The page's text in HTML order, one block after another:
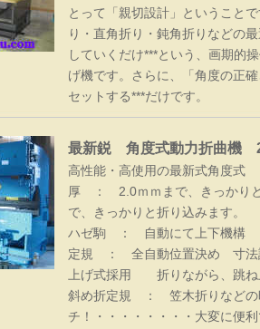
とって「親切設計」ということ
り・直角折り・鈍角折りなどの
していくだけ***という、画期的
げ機です。さらに、「角度の正
セットする***だけです。
最新鋭 角度式動力折曲機
高性能・高使用の最新式角度式
厚 ： 2.0ｍｍまで、きっかり
で、きっかりと折り込みます。
ハゼ駒 ： 自動にて上下機構
定規 ： 全自動位置決め 寸
上げ式採用 折りながら、跳ね
斜め折定規 ： 笠木折りなどの
チ！・・・・・・・・大変に便利